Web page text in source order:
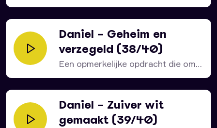
aan Daniël hoe zijn...
Daniel – Geheim en
verzegeld (38/40)
Een opmerkelijke opdracht die om
toelichting vraagt. Want Daniël...
Daniel – Zuiver wit
gemaakt (39/40)